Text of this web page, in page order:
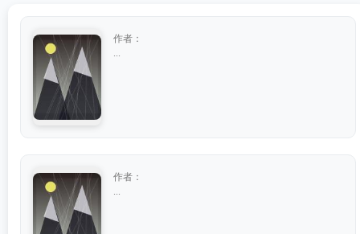
作者：
作者：